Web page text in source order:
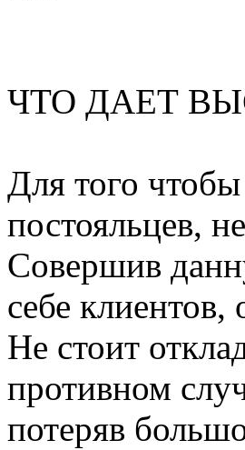
ЧТО ДАЕТ
Для того
постояльцев,
Совершив
себе
Не стоит
противном
потеряв